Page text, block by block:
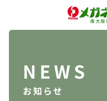
南大阪
サービス紹介
お知らせ